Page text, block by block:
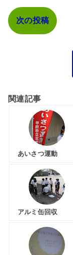
次の投稿
関連記事
あいさつ運動
アルミ缶回収